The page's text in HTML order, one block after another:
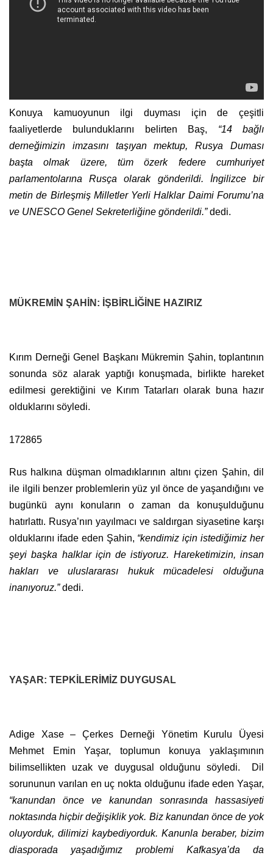
Konuya kamuoyunun ilgi duyması için de çeşitli
faaliyetlerde bulunduklarını belirten Baş, “14 bağlı
derneğimizin imzasını taşıyan mektup, Rusya Duması
başta olmak üzere, tüm özerk federe cumhuriyet
parlamentolarına Rusça olarak gönderildi. İngilizce bir
metin de Birleşmiş Milletler Yerli Halklar Daimi Forumu’na
ve UNESCO Genel Sekreterliğine gönderildi.”dedi.
MÜKREMİN ŞAHİN: İŞBİRLİĞİNE HAZIRIZ
Kırım Derneği Genel Başkanı Mükremin Şahin, toplantının
sonunda söz alarak yaptığı konuşmada, birlikte hareket
edilmesi gerektiğini ve Kırım Tatarları olarak buna hazır
olduklarını söyledi.
172865
Rus halkına düşman olmadıklarının altını çizen Şahin, dil
ile ilgili benzer problemlerin yüz yıl önce de yaşandığını ve
bugünkü aynı konuların o zaman da konuşulduğunu
hatırlattı. Rusya’nın yayılmacı ve saldırgan siyasetine karşı
olduklarını ifade eden Şahin, “kendimiz için istediğimiz her
şeyi başka halklar için de istiyoruz. Hareketimizin, insan
hakları ve uluslararası hukuk mücadelesi olduğuna
inanıyoruz.”dedi.
YAŞAR: TEPKİLERİMİZ DUYGUSAL
Adige Xase – Çerkes Derneği Yönetim Kurulu Üyesi
Mehmet Emin Yaşar, toplumun konuya yaklaşımının
bilimsellikten uzak ve duygusal olduğunu söyledi. Dil
sorununun varılan en uç nokta olduğunu ifade eden Yaşar,
“kanundan önce ve kanundan sonrasında hassasiyeti
noktasında hiçbir değişiklik yok. Biz kanundan önce de yok
oluyorduk, dilimizi kaybediyorduk. Kanunla beraber, bizim
diasporada yaşadığımız problemi Kafkasya’da da